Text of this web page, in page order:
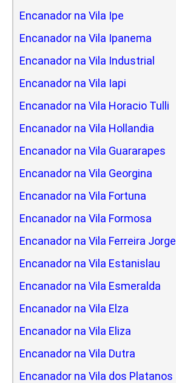
Encanador na Vila Ipe
Encanador na Vila Ipanema
Encanador na Vila Industrial
Encanador na Vila Iapi
Encanador na Vila Horacio Tulli
Encanador na Vila Hollandia
Encanador na Vila Guararapes
Encanador na Vila Georgina
Encanador na Vila Fortuna
Encanador na Vila Formosa
Encanador na Vila Ferreira Jorge
Encanador na Vila Estanislau
Encanador na Vila Esmeralda
Encanador na Vila Elza
Encanador na Vila Eliza
Encanador na Vila Dutra
Encanador na Vila dos Platanos